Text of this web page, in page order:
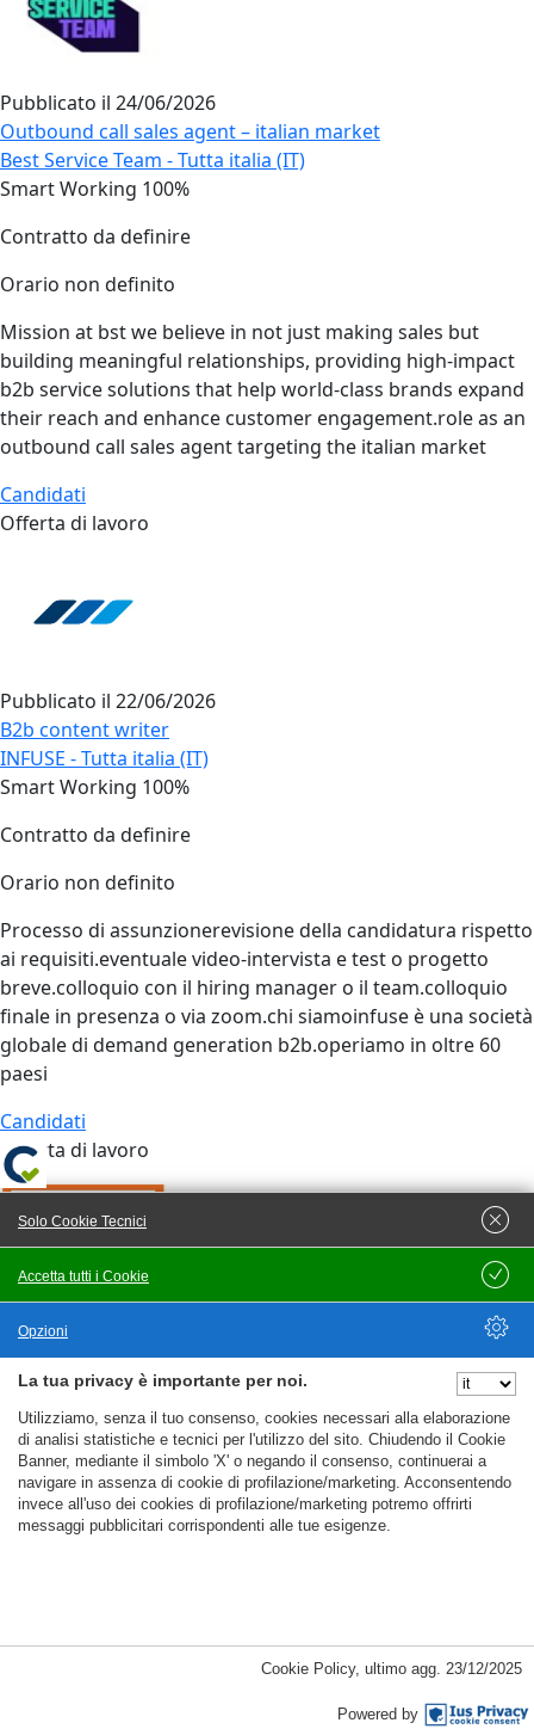
Pubblicato il 24/06/2026
Outbound call sales agent – italian market
Best Service Team - Tutta italia (IT)
Smart Working 100%
Contratto da definire
Orario non definito
Mission at bst we believe in not just making sales but
building meaningful relationships, providing high‑impact
b2b service solutions that help world‑class brands expand
their reach and enhance customer engagement.role as an
outbound call sales agent targeting the italian market
Candidati
Offerta di lavoro
Pubblicato il 22/06/2026
B2b content writer
INFUSE - Tutta italia (IT)
Smart Working 100%
Contratto da definire
Orario non definito
Processo di assunzionerevisione della candidatura rispetto
ai requisiti.eventuale video‑intervista e test o progetto
breve.colloquio con il hiring manager o il team.colloquio
finale in presenza o via zoom.chi siamoinfuse è una società
globale di demand generation b2b.operiamo in oltre 60
paesi
Candidati
Offerta di lavoro
Pubblicato il
Agente in attività finanziaria con partita iva
Banka Intesa Sanpaolo d. d. - Tutta italia (IT)
Lavoro nel Territorio
Contratto da definire
Orario non definito
strumentazioni necessarie, aggiornamenti formativi e un
pacchetto welfare.responsabilità:gestire il collocamento
La tua privacy è importante per noi.
Utilizziamo, senza il tuo consenso, cookies necessari alla elaborazione
di analisi statistiche e tecnici per l'utilizzo del sito. Chiudendo il Cookie
Banner, mediante il simbolo 'X' o negando il consenso, continuerai a
navigare in assenza di cookie di profilazione/marketing. Acconsentendo
invece all'uso dei cookies di profilazione/marketing potremo offrirti
messaggi pubblicitari corrispondenti alle tue esigenze.
Accetta tutti i Cookie
Solo Cookie Tecnici
Salva
Opzioni
Nascondi Opzioni
Cookie Policy, ultimo agg. 23/12/2025
Powered by